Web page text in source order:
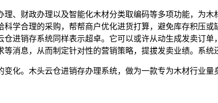
财政办理以及智能化木材分类取编码等多项功能，为木
学合理的采购，帮帮商户优化进货打算，避免库存积压
进销存系统同样表示超卓。它可以或许从动生成发卖订
消息，从而制定针对性的营销策略，提拔发卖业绩。系
。木头云仓进销存办理系统，做为一款专为木材行业量